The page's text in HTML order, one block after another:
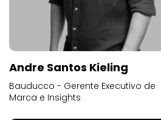
Andre Santos Kieling
Bauducco - Gerente Executivo de
Marca e Insights